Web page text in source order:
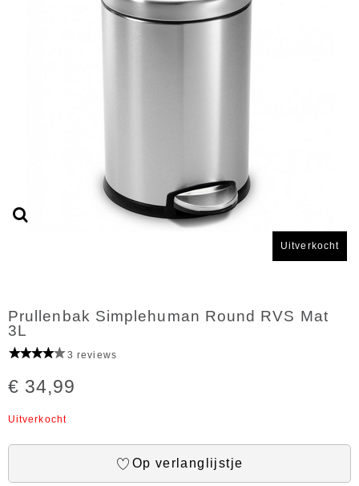
Uitverkocht
Prullenbak Simplehuman Round RVS Mat
3L
3 reviews
€ 34,99
Uitverkocht
Op verlanglijstje